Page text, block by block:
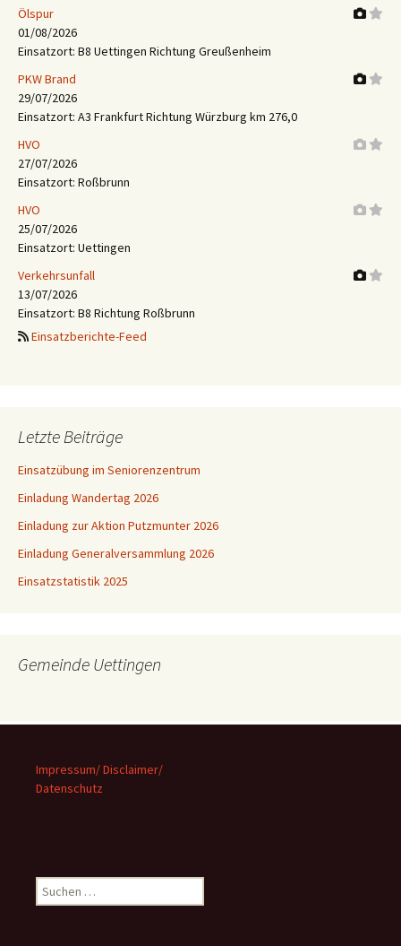
Ölspur
01/08/2026
Einsatzort: B8 Uettingen Richtung Greußenheim
PKW Brand
29/07/2026
Einsatzort: A3 Frankfurt Richtung Würzburg km 276,0
HVO
27/07/2026
Einsatzort: Roßbrunn
HVO
25/07/2026
Einsatzort: Uettingen
Verkehrsunfall
13/07/2026
Einsatzort: B8 Richtung Roßbrunn
Einsatzberichte-Feed
Letzte Beiträge
Einsatzübung im Seniorenzentrum
Einladung Wandertag 2026
Einladung zur Aktion Putzmunter 2026
Einladung Generalversammlung 2026
Einsatzstatistik 2025
Gemeinde Uettingen
Impressum/ Disclaimer/
Datenschutz
Suchen
nach: